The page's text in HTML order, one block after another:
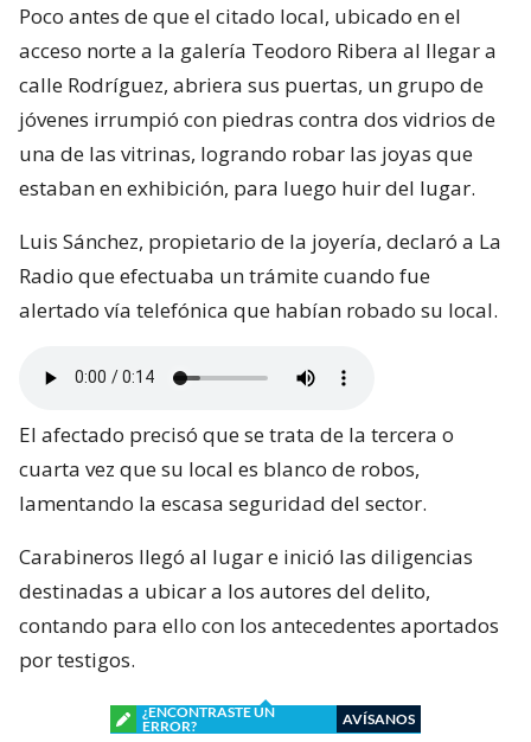
Poco antes de que el citado local, ubicado en el
acceso norte a la galería Teodoro Ribera al llegar a
calle Rodríguez, abriera sus puertas, un grupo de
jóvenes irrumpió con piedras contra dos vidrios de
una de las vitrinas, logrando robar las joyas que
estaban en exhibición, para luego huir del lugar.
Luis Sánchez, propietario de la joyería, declaró a La
Radio que efectuaba un trámite cuando fue
alertado vía telefónica que habían robado su local.
El afectado precisó que se trata de la tercera o
cuarta vez que su local es blanco de robos,
lamentando la escasa seguridad del sector.
Carabineros llegó al lugar e inició las diligencias
destinadas a ubicar a los autores del delito,
contando para ello con los antecedentes aportados
por testigos.
¿ENCONTRASTE UN
ERROR?
AVÍSANOS